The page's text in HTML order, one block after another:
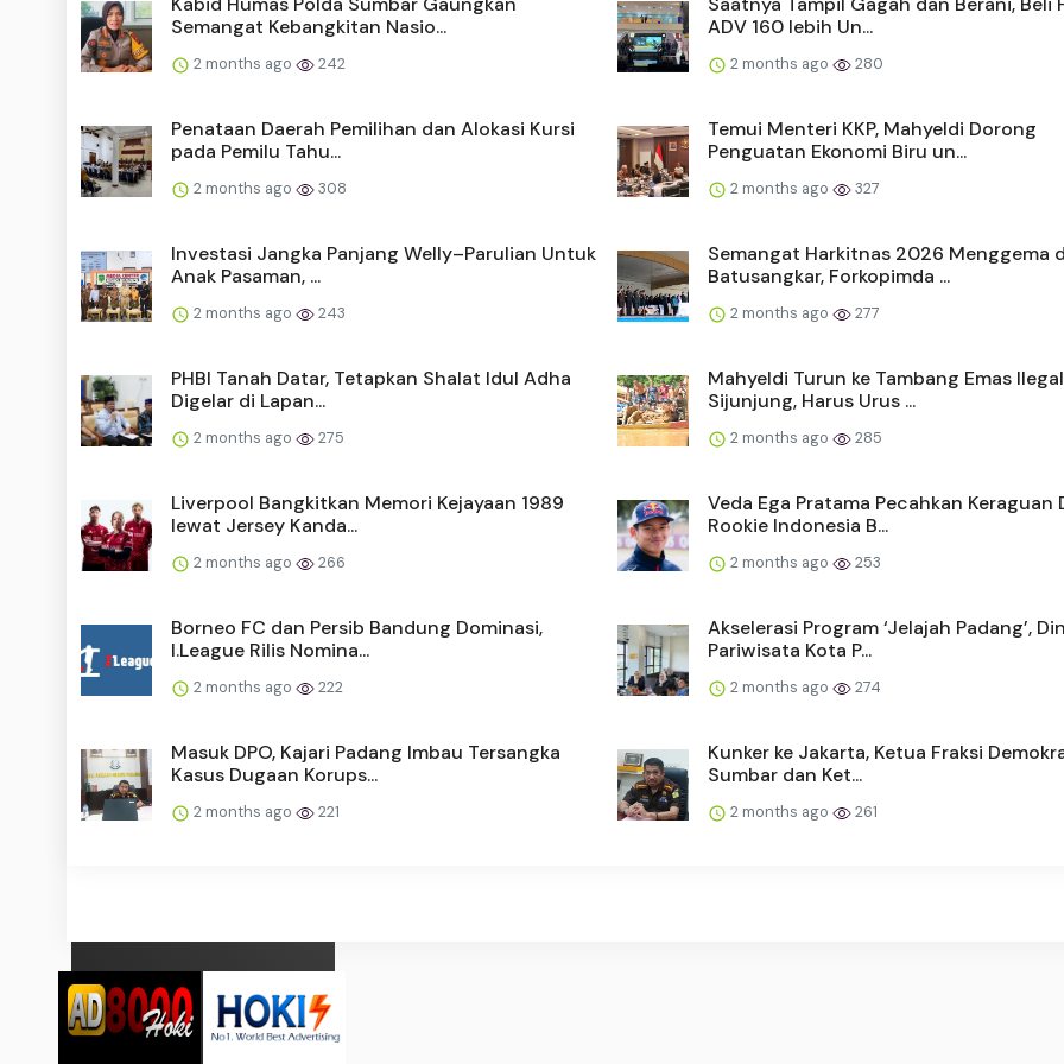
Semangat Kebangkitan Nasio...
2 months ago 242
ADV 160 lebih Un...
2 months ago 280
Penataan Daerah Pemilihan dan Alokasi Kursi
pada Pemilu Tahu...
2 months ago 308
Temui Menteri KKP, Mahyeldi Dorong
Penguatan Ekonomi Biru un...
2 months ago 327
Investasi Jangka Panjang Welly–Parulian Untuk
Anak Pasaman, ...
2 months ago 243
Semangat Harkitnas 2026 Menggema
Batusangkar, Forkopimda ...
2 months ago 277
PHBI Tanah Datar, Tetapkan Shalat Idul Adha
Digelar di Lapan...
2 months ago 275
Mahyeldi Turun ke Tambang Emas Ilegal
Sijunjung, Harus Urus ...
2 months ago 285
Liverpool Bangkitkan Memori Kejayaan 1989
lewat Jersey Kanda...
2 months ago 266
Veda Ega Pratama Pecahkan Keraguan
Rookie Indonesia B...
2 months ago 253
Borneo FC dan Persib Bandung Dominasi,
I.League Rilis Nomina...
2 months ago 222
Akselerasi Program ‘Jelajah Padang’,
Pariwisata Kota P...
2 months ago 274
Masuk DPO, Kajari Padang Imbau Tersangka
Kasus Dugaan Korups...
2 months ago 221
Kunker ke Jakarta, Ketua Fraksi
Sumbar dan Ket...
2 months ago 261